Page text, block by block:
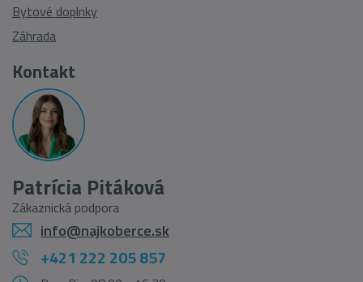
Bytové doplnky
Záhrada
Kontakt
Patrícia Pitáková
Zákaznická podpora
info@najkoberce.sk
+421 222 205 857